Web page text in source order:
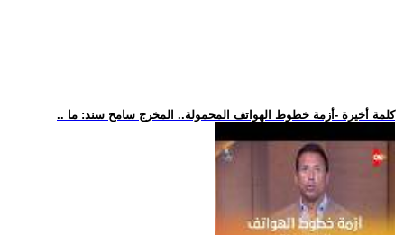
.. كلمة أخيرة -أزمة خطوط الهواتف المحمولة.. المخرج سامح سند: ما